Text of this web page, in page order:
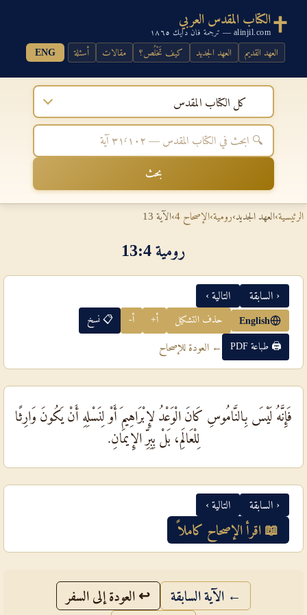
الكتاب المقدس العربي
alinjil.com — ترجمة فان دايك ١٨٦٥
العهد القديم العهد الجديد كيف تَخْلُص؟ مقالات أسئلة ENG
كل الكتاب المقدس
بحث
الرئيسية›العهد الجديد›رومية›الإصحاح 4 ›الآية 13
رومية 4‏:‏13
‹ السابقة التالية ›
English حذف التشكيل أ+ أ- 📋 نسخ
🖨 طباعة PDF ← العودة للإصحاح
فَإِنَّهُ لَيْسَ بِالنَّامُوسِ كَانَ الْوَعْدُ لإِبْرَاهِيمَ أَوْ لِنَسْلِهِ أَنْ يَكُونَ وَارِثًا
لِلْعَالَمِ، بَلْ بِبِرِّ الإِيمَانِ.
‹ السابقة التالية ›
📖 اقرأ الإصحاح كاملاً
← الآية السابقة ↩ العودة إلى السفر